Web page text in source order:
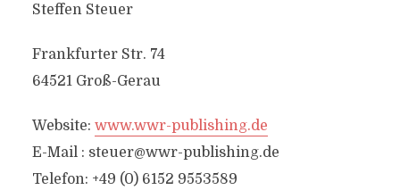
Steffen Steuer
Frankfurter Str. 74
64521 Groß-Gerau
Website: www.wwr-publishing.de
E-Mail : steuer@wwr-publishing.de
Telefon: +49 (0) 6152 9553589